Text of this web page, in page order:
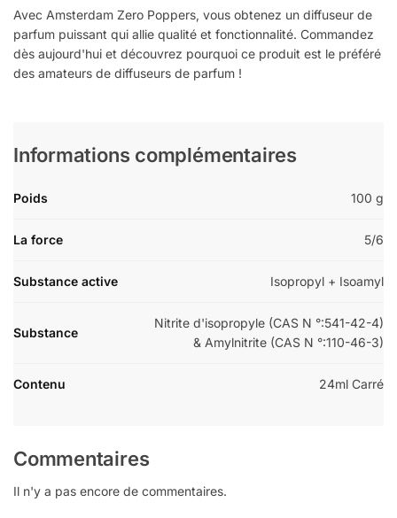
Avec Amsterdam Zero Poppers, vous obtenez un diffuseur de
parfum puissant qui allie qualité et fonctionnalité. Commandez
dès aujourd'hui et découvrez pourquoi ce produit est le préféré
des amateurs de diffuseurs de parfum !
Informations complémentaires
Poids 100 g
La force 5/6
Substance active Isopropyl + Isoamyl
Substance
Nitrite d'isopropyle (CAS N °:541-42-4)
& Amylnitrite (CAS N °:110-46-3)
Contenu 24ml Carré
Commentaires
Il n'y a pas encore de commentaires.